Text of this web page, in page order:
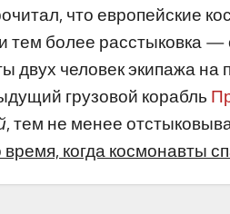
что европейские
и тем более расстыковка
двух человек экипажа на
грузовой корабль
, тем не менее
время, когда космонавты